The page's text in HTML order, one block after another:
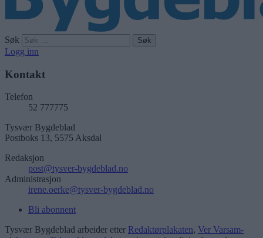
Søk
Logg inn
Kontakt
Telefon
52 777775
Tysvær Bygdeblad
Postboks 13, 5575 Aksdal
Redaksjon
post@tysver-bygdeblad.no
Administrasjon
irene.oerke@tysver-bygdeblad.no
Bli abonnent
Tysvær Bygdeblad arbeider etter Redaktørplakaten, Ver Varsam-